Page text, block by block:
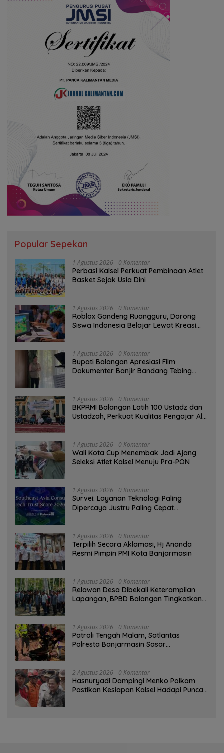
Popular Sepekan
1 Agustus 2026 0 Komentar
Perbasi Kalsel Perkuat Pembinaan Atlet
Basket Sejak Usia Dini
1 Agustus 2026 0 Komentar
Roblox Gandeng Ruangguru, Dorong
Siswa Indonesia Belajar Lewat Kreasi
1 Agustus 2026 0 Komentar
Bupati Balangan Apresiasi Film
Dokumenter Banjir Bandang Tebing
1 Agustus 2026 0 Komentar
BKPRMI Balangan Latih 100 Ustadz dan
Ustadzah, Perkuat Kualitas Pengajar Al-
1 Agustus 2026 0 Komentar
Wali Kota Cup Menembak Jadi Ajang
Seleksi Atlet Kalsel Menuju Pra-PON
1 Agustus 2026 0 Komentar
Survei: Layanan Teknologi Paling
Dipercaya Justru Paling Cepat
1 Agustus 2026 0 Komentar
‎Terpilih Secara Aklamasi, Hj Ananda
Resmi Pimpin PMI Kota Banjarmasin
1 Agustus 2026 0 Komentar
Relawan Desa Dibekali Keterampilan
Lapangan, BPBD Balangan Tingkatkan
1 Agustus 2026 0 Komentar
Patroli Tengah Malam, Satlantas
Polresta Banjarmasin Sasar
2 Agustus 2026 0 Komentar
Hasnuryadi Dampingi Menko Polkam
Pastikan Kesiapan Kalsel Hadapi Puncak